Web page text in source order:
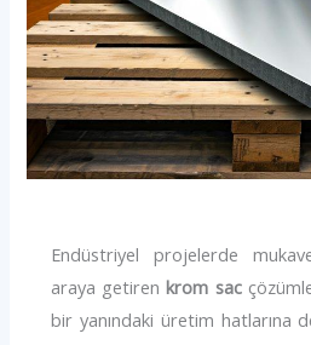
Endüstriyel projelerde
araya getirenkrom sac
bir yanındaki üretim hatlarına